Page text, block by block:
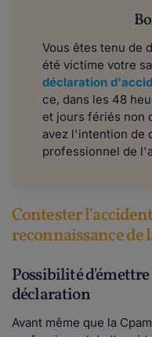
Vous êtes tenu de
été victime votre
déclaration
ce, dans les 48
et jours fériés non
avez l'intention de
professionnel de
Contester
reconnaissance de
Possibilité d'émettre
déclaration
Avant même que la